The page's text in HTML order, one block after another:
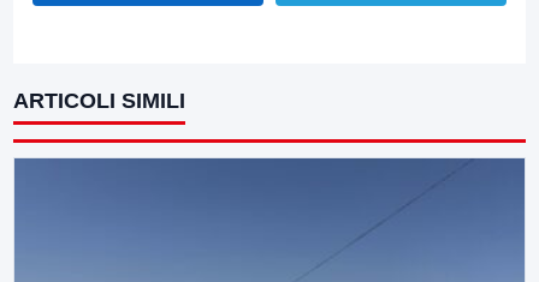
ARTICOLI SIMILI